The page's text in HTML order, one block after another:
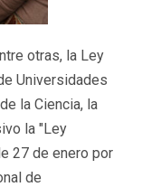
otras, la Ley
Universidades
la Ciencia, la
la "Ley
27 de enero por
de